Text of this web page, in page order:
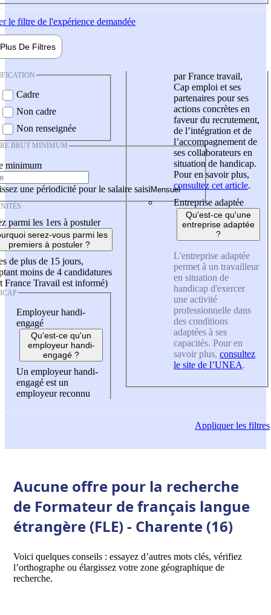
le filtre de l'expérience demandée
Plus De Filtres
Cadre
Non cadre
Non renseignée
BRUT MINIMUM
minimum
une périodicité pour le salaire saisi
parmi les 1ers à postuler
serez-vous parmi les
premiers à postuler ?
de plus de 15 jours,
moins de 4 candidatures
France Travail est informé)
Employeur handi-
engagé
Qu'est-ce qu'un
employeur handi-
engagé ?
Un employeur handi-
engagé est un
employeur reconnu
par France travail,
Cap emploi et ses
partenaires pour ses
actions concrètes en
faveur du recrutement,
de l’intégration et de
l’accompagnement de
ses collaborateurs en
situation de handicap.
Pour en savoir plus,
consultez cet article.
Entreprise adaptée
Qu'est-ce qu'une
entreprise adaptée
?
L'entreprise adaptée
permet à un travailleur
en situation de
handicap d'exercer
une activité
professionnelle dans
des conditions
adaptées à ses
capacités. Pour en
savoir plus, consultez
le site de l’UNEA.
Appliquerles filtres
Aucune offre pour la recherche
de Formateur de français langue
étrangère (FLE) - Charente (16)
Voici quelques conseils : essayez d’autres mots clés, vérifiez
l’orthographe ou élargissez votre zone géographique de
recherche.